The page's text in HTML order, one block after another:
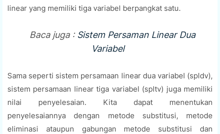
linear yang memiliki tiga variabel berpangkat satu.
Baca juga : Sistem Persaman Linear Dua
Variabel
Sama seperti sistem persamaan linear dua variabel (spldv),
sistem persamaan linear tiga variabel (spltv) juga memiliki
nilai penyelesaian. Kita dapat menentukan
penyelesaiannya dengan metode substitusi, metode
eliminasi ataupun gabungan metode substitusi dan